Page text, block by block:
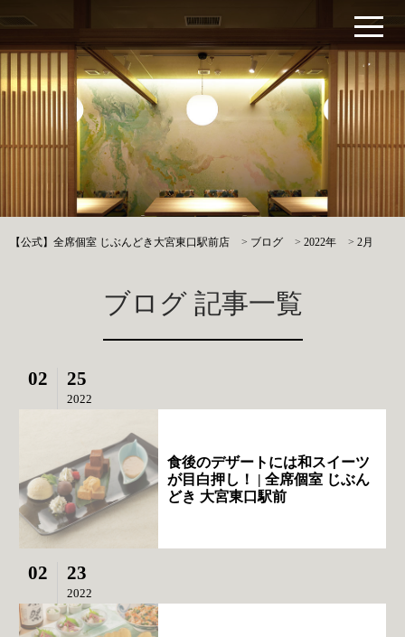
【公式】全席個室 じぶんどき大宮東口駅前店 > ブログ >2022年 >2月
ブログ 記事一覧
02 25
2022
食後のデザートには和スイーツ
が目白押し！ | 全席個室 じぶん
どき 大宮東口駅前
02 23
2022